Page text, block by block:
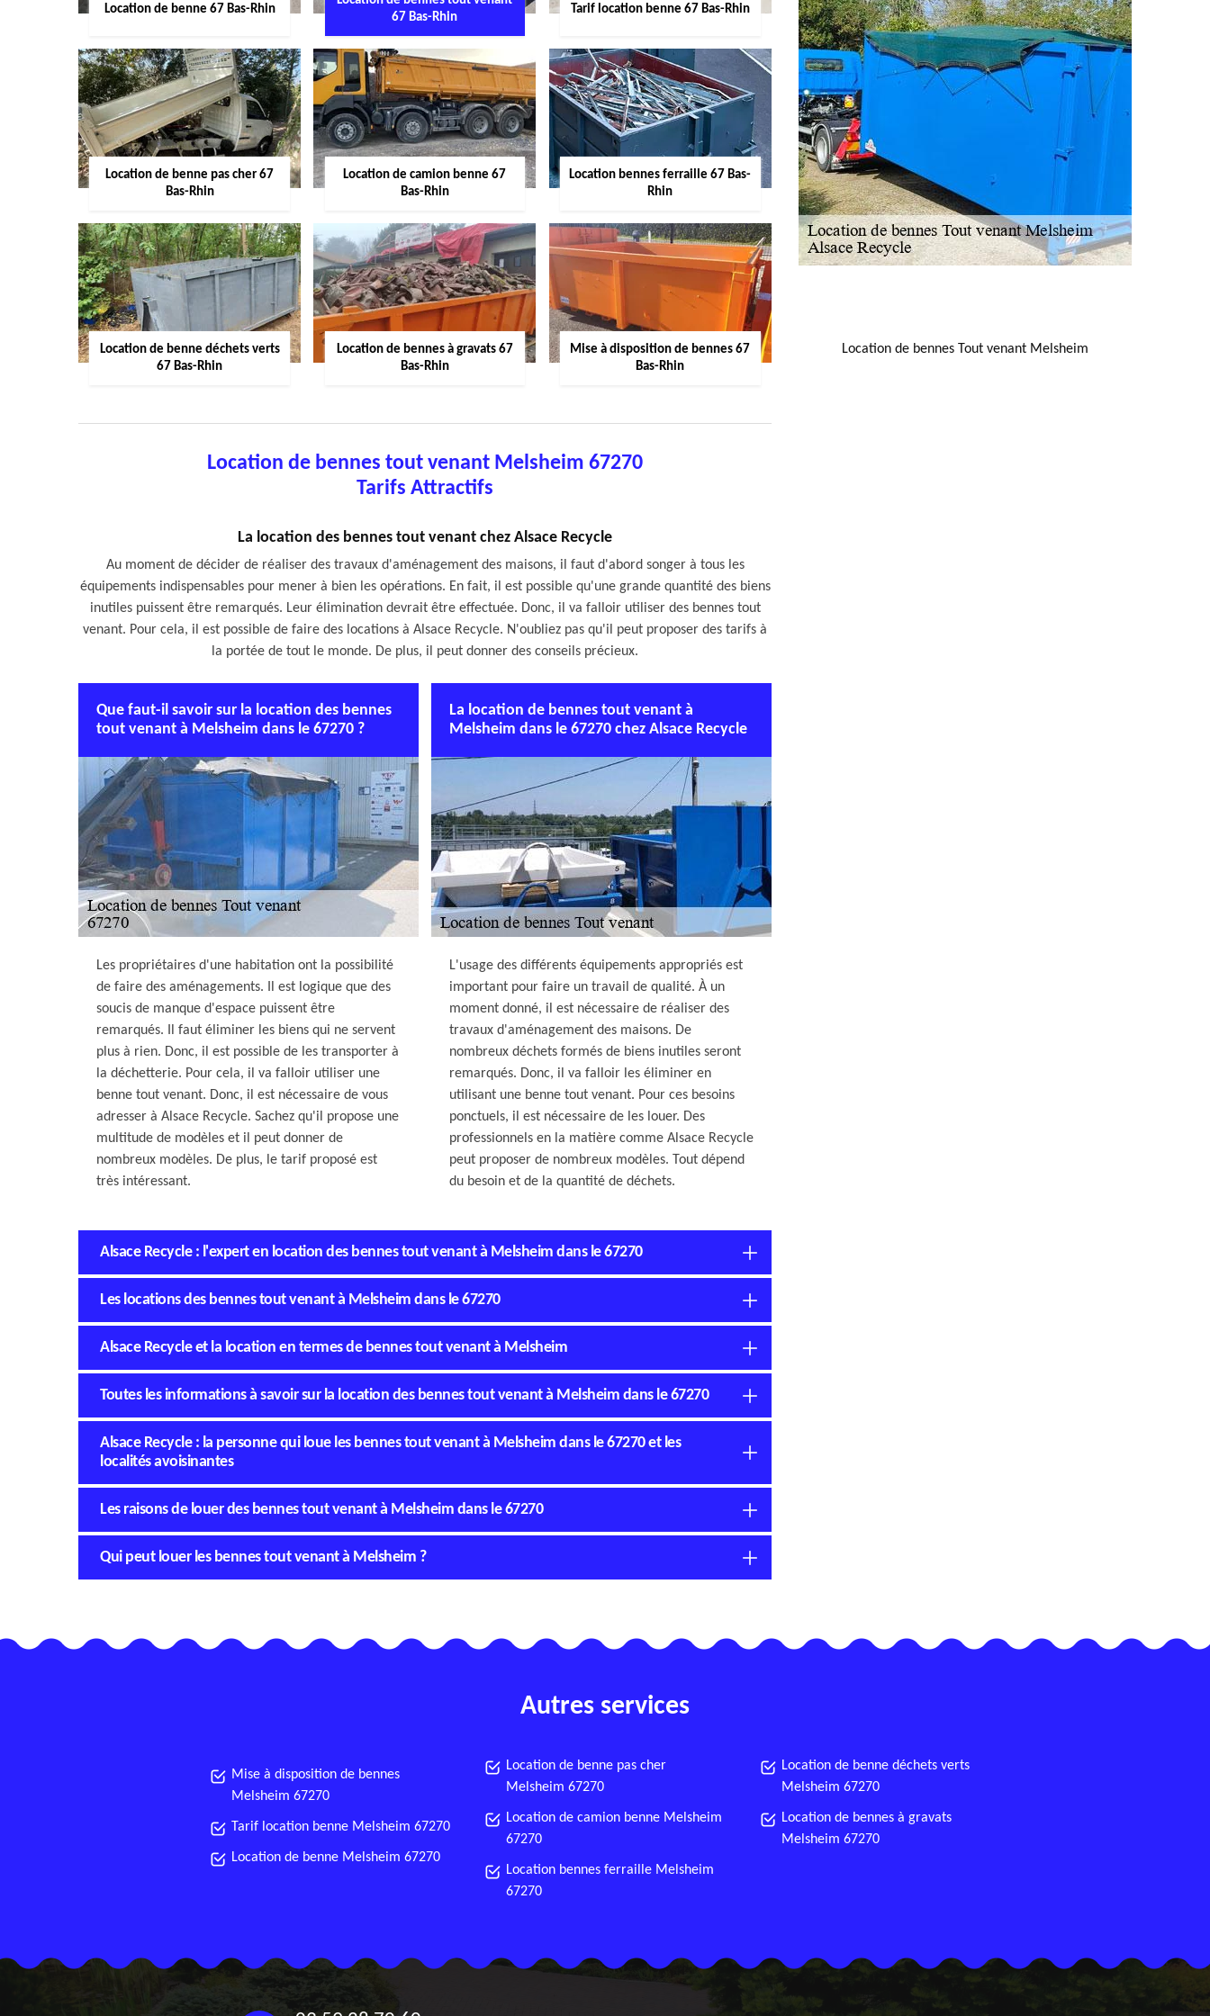
Location de benne 67 Bas-Rhin
67 Bas-Rhin
Tarif location benne 67 Bas-Rhin
Location de benne pas cher 67
Bas-Rhin
Location de camion benne 67
Bas-Rhin
Location bennes ferraille 67 Bas-
Rhin
Location de benne déchets verts
67 Bas-Rhin
Location de bennes à gravats 67
Bas-Rhin
Mise à disposition de bennes 67
Bas-Rhin
Location de bennes tout venant Melsheim 67270
Tarifs Attractifs
La location des bennes tout venant chez Alsace Recycle
Au moment de décider de réaliser des travaux d'aménagement des maisons, il faut d'abord songer à tous les
équipements indispensables pour mener à bien les opérations. En fait, il est possible qu'une grande quantité des biens
inutiles puissent être remarqués. Leur élimination devrait être effectuée. Donc, il va falloir utiliser des bennes tout
venant. Pour cela, il est possible de faire des locations à Alsace Recycle. N'oubliez pas qu'il peut proposer des tarifs à
la portée de tout le monde. De plus, il peut donner des conseils précieux.
Que faut-il savoir sur la location des bennes
tout venant à Melsheim dans le 67270 ?
Les propriétaires d'une habitation ont la possibilité
de faire des aménagements. Il est logique que des
soucis de manque d'espace puissent être
remarqués. Il faut éliminer les biens qui ne servent
plus à rien. Donc, il est possible de les transporter à
la déchetterie. Pour cela, il va falloir utiliser une
benne tout venant. Donc, il est nécessaire de vous
adresser à Alsace Recycle. Sachez qu'il propose une
multitude de modèles et il peut donner de
nombreux modèles. De plus, le tarif proposé est
très intéressant.
La location de bennes tout venant à
Melsheim dans le 67270 chez Alsace Recycle
L'usage des différents équipements appropriés est
important pour faire un travail de qualité. À un
moment donné, il est nécessaire de réaliser des
travaux d'aménagement des maisons. De
nombreux déchets formés de biens inutiles seront
remarqués. Donc, il va falloir les éliminer en
utilisant une benne tout venant. Pour ces besoins
ponctuels, il est nécessaire de les louer. Des
professionnels en la matière comme Alsace Recycle
peut proposer de nombreux modèles. Tout dépend
du besoin et de la quantité de déchets.
Alsace Recycle : l'expert en location des bennes tout venant à Melsheim dans le 67270
Les locations des bennes tout venant à Melsheim dans le 67270
Alsace Recycle et la location en termes de bennes tout venant à Melsheim
Toutes les informations à savoir sur la location des bennes tout venant à Melsheim dans le 67270
Alsace Recycle : la personne qui loue les bennes tout venant à Melsheim dans le 67270 et les
localités avoisinantes
Les raisons de louer des bennes tout venant à Melsheim dans le 67270
Qui peut louer les bennes tout venant à Melsheim ?
Location de bennes Tout venant Melsheim
Autres services
Mise à disposition de bennes
Melsheim 67270
Tarif location benne Melsheim 67270
Location de benne Melsheim 67270
Location de benne pas cher
Melsheim 67270
Location de camion benne Melsheim
67270
Location bennes ferraille Melsheim
67270
Location de benne déchets verts
Melsheim 67270
Location de bennes à gravats
Melsheim 67270